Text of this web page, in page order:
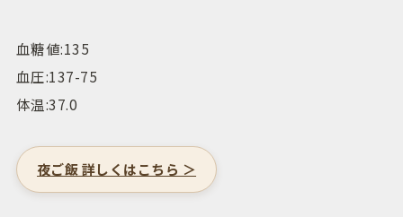
血糖値:135
血圧:137-75
体温:37.0
夜ご飯 詳しくはこちら ＞